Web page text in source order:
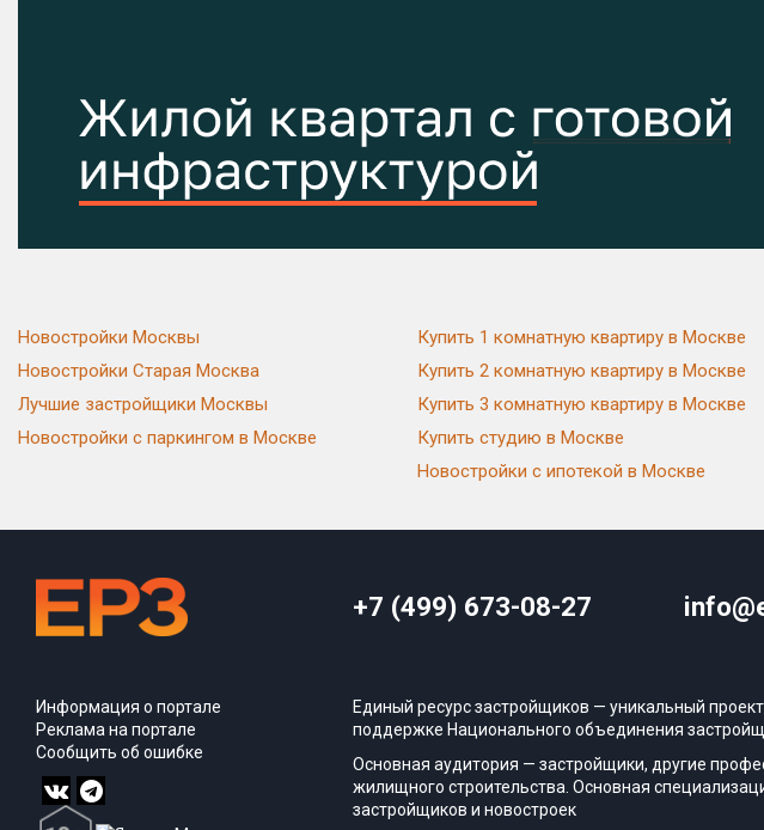
Новостройки Москвы
Новостройки Старая Москва
Лучшие застройщики Москвы
Новостройки с паркингом в Москве
Купить 1 комнатную квартиру в Москве
Купить 2 комнатную квартиру в Москве
Купить 3 комнатную квартиру в Москве
Купить студию в Москве
Новостройки с ипотекой в Москве
+7 (499) 673-08-27
Информация о портале
Реклама на портале
Сообщить об ошибке
Единый ресурс застройщиков — уникальный
поддержке Национального объединения
Основная аудитория — застройщики, другие
жилищного строительства. Основная
застройщиков и новостроек